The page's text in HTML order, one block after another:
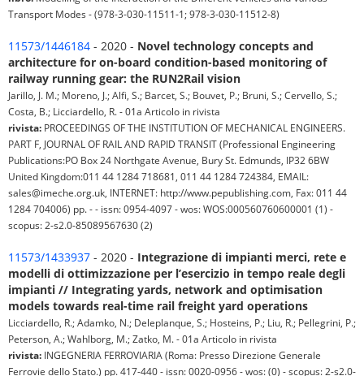
Transport Modes - (978-3-030-11511-1; 978-3-030-11512-8)
11573/1446184 - 2020 - Novel technology concepts and
architecture for on-board condition-based monitoring of
railway running gear: the RUN2Rail vision
Jarillo, J. M.; Moreno, J.; Alfi, S.; Barcet, S.; Bouvet, P.; Bruni, S.; Cervello, S.;
Costa, B.; Licciardello, R. - 01a Articolo in rivista
rivista: PROCEEDINGS OF THE INSTITUTION OF MECHANICAL ENGINEERS.
PART F, JOURNAL OF RAIL AND RAPID TRANSIT (Professional Engineering
Publications:PO Box 24 Northgate Avenue, Bury St. Edmunds, IP32 6BW
United Kingdom:011 44 1284 718681, 011 44 1284 724384, EMAIL:
sales@imeche.org.uk, INTERNET: http://www.pepublishing.com, Fax: 011 44
1284 704006) pp. - - issn: 0954-4097 - wos: WOS:000560760600001 (1) -
scopus: 2-s2.0-85089567630 (2)
11573/1433937 - 2020 - Integrazione di impianti merci, rete e
modelli di ottimizzazione per l’esercizio in tempo reale degli
impianti // Integrating yards, network and optimisation
models towards real-time rail freight yard operations
Licciardello, R.; Adamko, N.; Deleplanque, S.; Hosteins, P.; Liu, R.; Pellegrini, P.;
Peterson, A.; Wahlborg, M.; Zatko, M. - 01a Articolo in rivista
rivista: INGEGNERIA FERROVIARIA (Roma: Presso Direzione Generale
Ferrovie dello Stato.) pp. 417-440 - issn: 0020-0956 - wos: (0) - scopus: 2-s2.0-